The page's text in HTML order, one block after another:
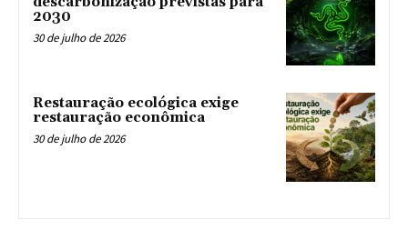
2030
30 de julho de 2026
Restauração ecológica exige
restauração econômica
30 de julho de 2026